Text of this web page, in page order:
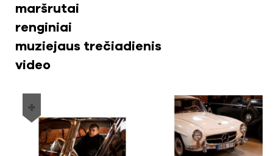
maršrutai
renginiai
muziejaus trečiadienis
video